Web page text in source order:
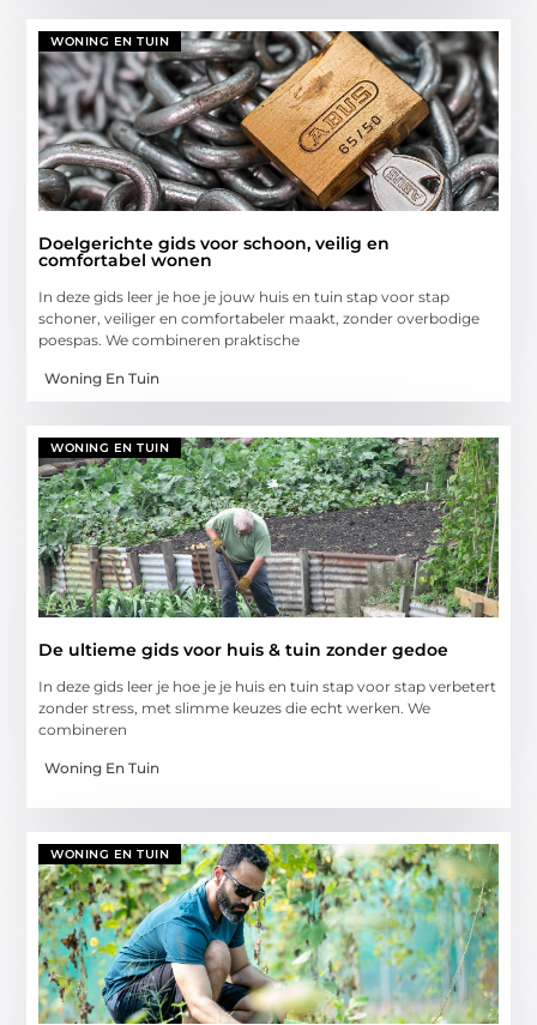
WONING EN TUIN
Doelgerichte gids voor schoon, veilig en
comfortabel wonen
In deze gids leer je hoe je jouw huis en tuin stap voor stap
schoner, veiliger en comfortabeler maakt, zonder overbodige
poespas. We combineren praktische
Woning En Tuin
WONING EN TUIN
De ultieme gids voor huis & tuin zonder gedoe
In deze gids leer je hoe je je huis en tuin stap voor stap verbetert
zonder stress, met slimme keuzes die echt werken. We
combineren
Woning En Tuin
WONING EN TUIN